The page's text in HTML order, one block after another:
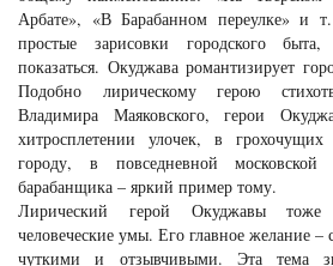
Арбате», «В Барабанном переулке»
простые зарисовки городского
показаться. Окуджава романтизирует
Подобно лирическому герою
Владимира Маяковского, герои
хитросплетении улочек, в
городу, в повседневной московской
барабанщика – яркий пример тому.
Лирический герой Окуджавы тоже
человеческие умы. Его главное желание –
чуткими и отзывчивыми. Эта тема